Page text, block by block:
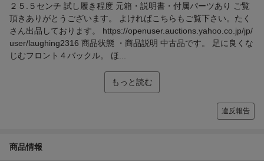
２５.５センチ 試し履き程度 元箱・説明書・付属パーツあり ご覧
頂きありがとうございます。 よければこちらもご覧下さい。たく
さん出品しております。 https://openuser.auctions.yahoo.co.jp/jp/
user/laughing2316 商品状態 ・商品説明 中古品です。 足に良くな
じむフロント４バックル。 ほ...
もっと読む
違反報告
商品情報